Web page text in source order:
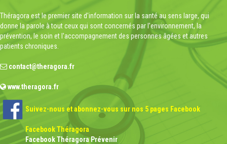
Théragora est le premier site d'information sur la santé au sens large, qui
donne la parole à tout ceux qui sont concernés par l'environnement, la
prévention, le soin et l'accompagnement des personnes âgées et autres
patients chroniques.
contact@theragora.fr
www.theragora.fr
Suivez-nous et abonnez-vous sur nos 5 pages Facebook
Facebook Théragora
Facebook Théragora Prévenir